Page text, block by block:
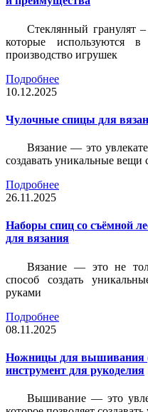
Стеклянный гранулят
которые используются
производство игрушек
Подробнее
10.12.2025
Чулочные спицы для
Вязание — это
создавать уникальные вещи
Подробнее
26.11.2025
Наборы спиц со съёмной
для вязания
Вязание — это не
способ создать
руками
Подробнее
08.11.2025
Ножницы для вышивания
инструмент для рукоделия
Вышивание — это